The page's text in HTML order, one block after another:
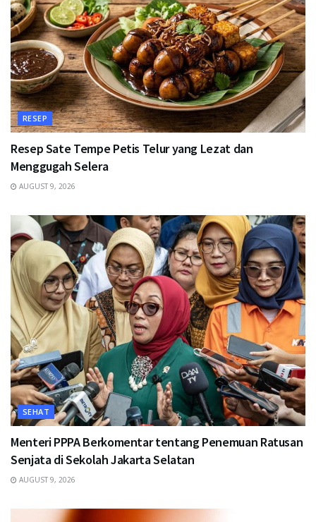
RESEP
Resep Sate Tempe Petis Telur yang Lezat dan
Menggugah Selera
AUGUST 9, 2026
SEHAT
Menteri PPPA Berkomentar tentang Penemuan Ratusan
Senjata di Sekolah Jakarta Selatan
AUGUST 9, 2026